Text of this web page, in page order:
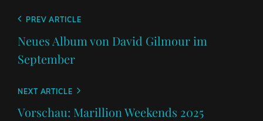
Beitragsnavigation
Previous
PREV ARTICLE
Neues Album von David Gilmour im
September
Next
NEXT ARTICLE
Vorschau: Marillion Weekends 2025